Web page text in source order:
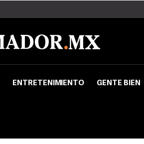
ENTRETENIMIENTO GENTE BIEN